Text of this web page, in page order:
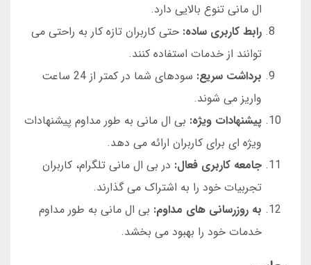
ال مانی تنوع بالایی دارد.
رابط کاربری ساده: حتی کاربران تازه کار به راحتی می
توانند از خدمات استفاده کنند.
برداشت سریع:
سودهای شما در کمتر از 24 ساعت
واریز می شوند.
پیشنهادات ویژه: بی ال مانی به طور مداوم پیشنهادات
ویژه ای برای کاربران ارائه می دهد.
جامعه کاربری فعال: در بی ال مانی تلگرام، کاربران
تجربیات خود را به اشتراک می گذارند.
به روزرسانی های مداوم: بی ال مانی به طور مداوم
خدمات خود را بهبود می بخشد.